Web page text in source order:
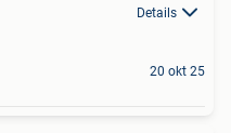
Details
20 okt 25